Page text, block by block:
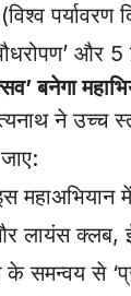
पर्यावरण
और
बनेगा
ने उच्च
लायंस क्लब,
के समन्वय से